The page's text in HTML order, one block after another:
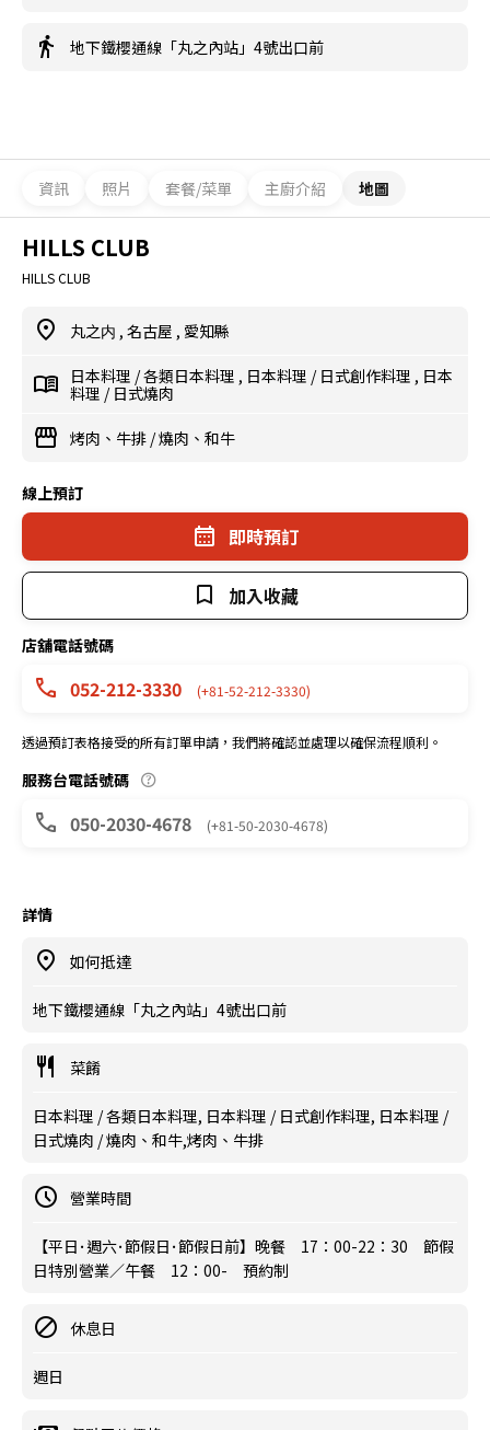
地下鐵櫻通線「丸之內站」4號出口前
資訊 照片 套餐/菜單 主廚介紹 地圖
HILLS CLUB
HILLS CLUB
丸之内 , 名古屋 , 愛知縣
日本料理 /各類日本料理 , 日本料理 / 日式創作料理 , 日本
料理 / 日式燒肉
烤肉、牛排 /燒肉、和牛
線上預訂
即時預訂
加入收藏
店舖電話號碼
052-212-3330 (+81-52-212-3330)
透過預訂表格接受的所有訂單申請，我們將確認並處理以確保流程順利。
服務台電話號碼
050-2030-4678 (+81-50-2030-4678)
詳情
如何抵達
地下鐵櫻通線「丸之內站」4號出口前
菜餚
日本料理 / 各類日本料理, 日本料理 / 日式創作料理, 日本料理 /
日式燒肉 / 燒肉、和牛,烤肉、牛排
營業時間
【平日･週六･節假日･節假日前】晚餐 17：00-22：30 節假
日特別營業／午餐 12：00- 預約制
休息日
週日